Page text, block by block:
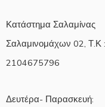
Κατάστημα Σαλαμίνας
Σαλαμινομάχων 02, Τ.Κ
2104675796
Δευτέρα- Παρασκευή: